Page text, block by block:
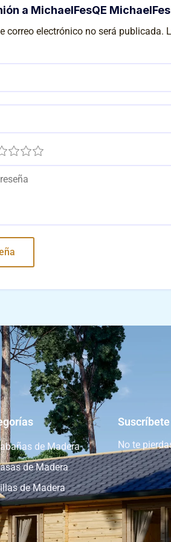
a MichaelFesQE
correo electrónico no será publicada.
de Madera
de Madera
de Madera
Suscríbete
No te